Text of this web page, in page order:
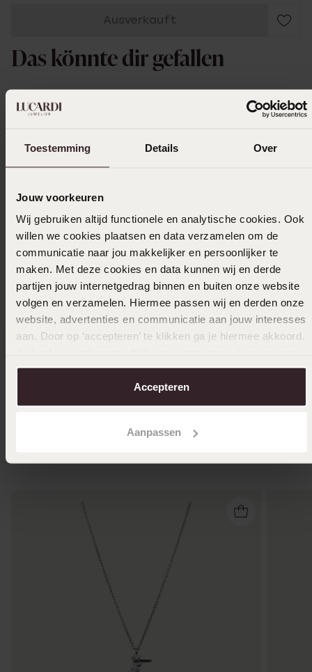
Toestemming Details Over
Jouw voorkeuren
Wij gebruiken altijd functionele en analytische cookies. Ook
willen we cookies plaatsen en data verzamelen om de
communicatie naar jou makkelijker en persoonlijker te
maken. Met deze cookies en data kunnen wij en derde
partijen jouw internetgedrag binnen en buiten onze website
volgen en verzamelen. Hiermee passen wij en derden onze
website, advertenties en communicatie aan jouw interesses
aan. Door op ‘accepteren’ te klikken ga je hiermee akkoord.
over in onscookiebeleid.
Accepteren
Aanpassen
Ausverkauft
Das könnte dir gefallen
Ring, 585 Gelbgold, mit Zirkonia
-29% Bestseller